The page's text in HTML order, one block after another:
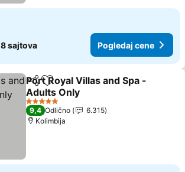
8 sajtova Pogledaj cene
Deli Dodati u favorite
Port Royal Villas and Spa -
Adults Only
Pogledaj cene
5 Zvezdice
9,4 Odlično
6.315
Kolimbija